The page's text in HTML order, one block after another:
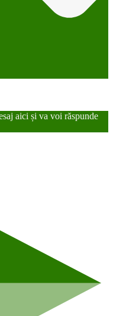
aici și va voi răspunde